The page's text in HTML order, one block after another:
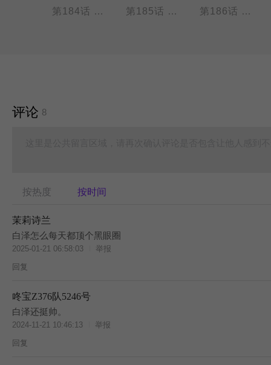
第184话 九月小时候（得救 往事） 第185话 海燕被捕精卫（被捕 噩梦） 第186话 三眼哮天超市（熟人 追逐）
评论 8
按热度 按时间
茉莉诗兰
白泽怎么每天都顶个黑眼圈
2025-01-21 06:58:03
举报
回复
咚宝Z376队5246号
白泽还挺帅。
2024-11-21 10:46:13
举报
回复